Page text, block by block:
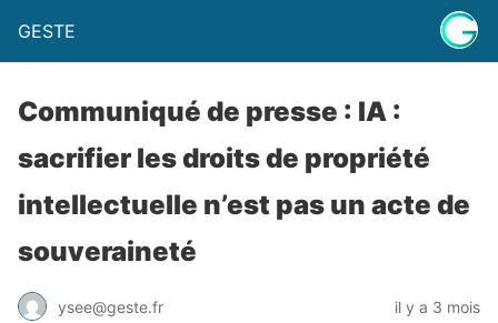
GESTE
​​Communiqué de presse : IA :
sacrifier les droits de propriété
intellectuelle n’est pas un acte de
souveraineté
ysee@geste.fr il y a 3 mois